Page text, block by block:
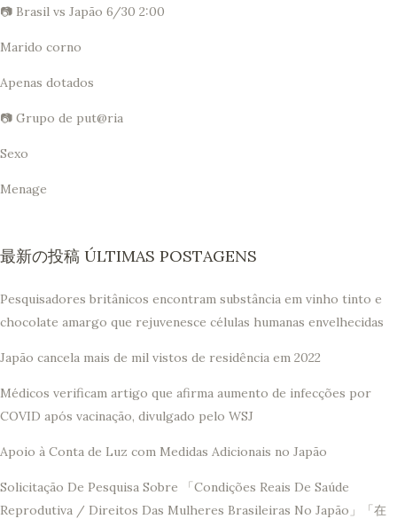
📷 Brasil vs Japão 6/30 2:00
Marido corno
Apenas dotados
📷 Grupo de put@ria
Sexo
Menage
最新の投稿 ÚLTIMAS POSTAGENS
Pesquisadores britânicos encontram substância em vinho tinto e
chocolate amargo que rejuvenesce células humanas envelhecidas
Japão cancela mais de mil vistos de residência em 2022
Médicos verificam artigo que afirma aumento de infecções por
COVID após vacinação, divulgado pelo WSJ
Apoio à Conta de Luz com Medidas Adicionais no Japão
Solicitação De Pesquisa Sobre 「Condições Reais De Saúde
Reprodutiva / Direitos Das Mulheres Brasileiras No Japão」「在